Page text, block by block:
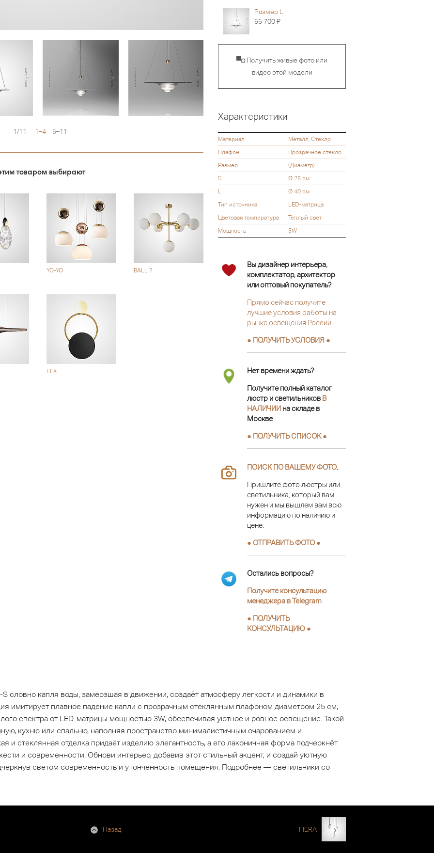
1/11 1–4 5–11
товаром выбирают
YO-YO BALL 7
LEX
Размер L
55 700Я
▀◘ Получить живые фото или
видео этой модели
Характеристики
Материал
Металл, Стекло
Плафон
Прозрачное стекло
Размер
(Диаметр)
S
Ø 25 см
L
Ø 40 см
Тип источника
LED-матрица
Цветовая температура
Теплый свет
Мощность
3W
Вы дизайнер интерьера,
комплектатор, архитектор
или оптовый покупатель?
Прямо сейчас получите
лучшие условия работы на
рынке освещения России.
● ПОЛУЧИТЬ УСЛОВИЯ ●
Нет времени ждать?
Получите полный каталог
люстр и светильников В
НАЛИЧИИ на складе в
Москве
● ПОЛУЧИТЬ СПИСОК ●
ПОИСК ПО ВАШЕМУ ФОТО
Пришлите фото люстры или
светильника, который вам
нужен и мы вышлем вам всю
информацию по наличию и
цене.
● ОТПРАВИТЬ ФОТО ●
Остались вопросы?
Получите консультацию
менеджера в Telegram
● ПОЛУЧИТЬ
КОНСУЛЬТАЦИЮ ●
словно капля воды, замерзшая в движении, создаёт атмосферу легкости и динамики в
имитирует плавное падение капли с прозрачным стеклянным плафоном диаметром 25 см,
спектра от LED-матрицы мощностью 3W, обеспечивая уютное и ровное освещение. Такой
кухню или спальню, наполняя пространство минималистичным очарованием и
и стеклянная отделка придаёт изделию элегантность, а его лаконичная форма подчеркнёт
и современности. Обнови интерьер, добавив этот стильный акцент, и создай уютную
светом современность и утонченность помещения. Подробнее — светильники со
Назад FIERA